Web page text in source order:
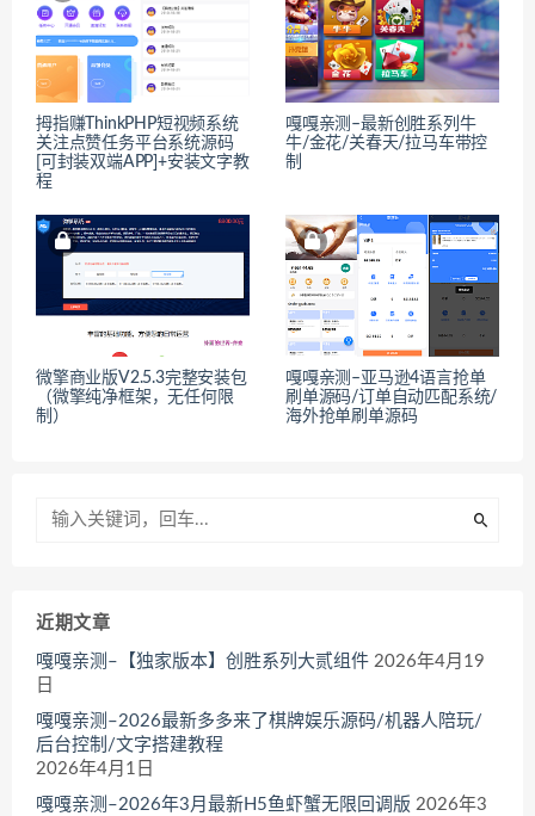
拇指赚ThinkPHP短视频系统
关注点赞任务平台系统源码
[可封装双端APP]+安装文字教
程
嘎嘎亲测–最新创胜系列牛
牛/金花/关春天/拉马车带控
制
微擎商业版V2.5.3完整安装包
（微擎纯净框架，无任何限
制）
嘎嘎亲测–亚马逊4语言抢单
刷单源码/订单自动匹配系统/
海外抢单刷单源码
近期文章
嘎嘎亲测–【独家版本】创胜系列大贰组件 2026年4月19
日
嘎嘎亲测–2026最新多多来了棋牌娱乐源码/机器人陪玩/
后台控制/文字搭建教程
2026年4月1日
嘎嘎亲测–2026年3月最新H5鱼虾蟹无限回调版 2026年3